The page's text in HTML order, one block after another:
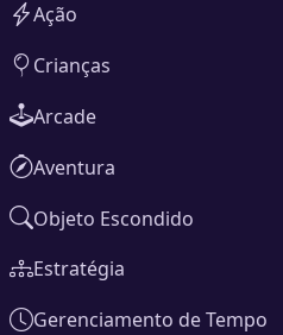
Ação
Crianças
Arcade
Aventura
Objeto Escondido
Estratégia
Gerenciamento de Tempo